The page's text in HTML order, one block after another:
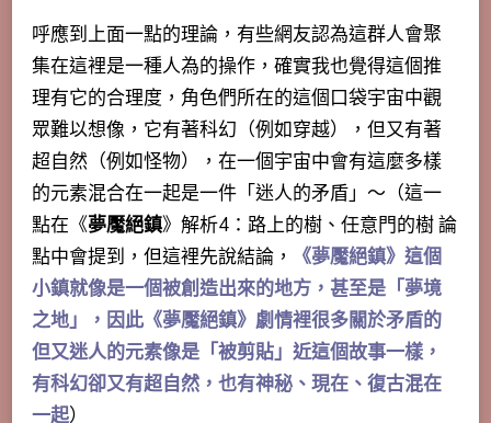
呼應到上面一點的理論，有些網友認為這群人會聚
集在這裡是一種人為的操作，確實我也覺得這個推
理有它的合理度，角色們所在的這個口袋宇宙中觀
眾難以想像，它有著科幻（例如穿越），但又有著
超自然（例如怪物），在一個宇宙中會有這麼多樣
的元素混合在一起是一件「迷人的矛盾」～（這一
點在《夢魘絕鎮》解析4：路上的樹、任意門的樹論
點中會提到，但這裡先說結論，
《夢魘絕鎮》這個
小鎮就像是一個被創造出來的地方，甚至是「夢境
之地」，因此《夢魘絕鎮》劇情裡很多關於矛盾的
但又迷人的元素像是「被剪貼」近這個故事一樣，
有科幻卻又有超自然，也有神秘、現在、復古混在
一起）